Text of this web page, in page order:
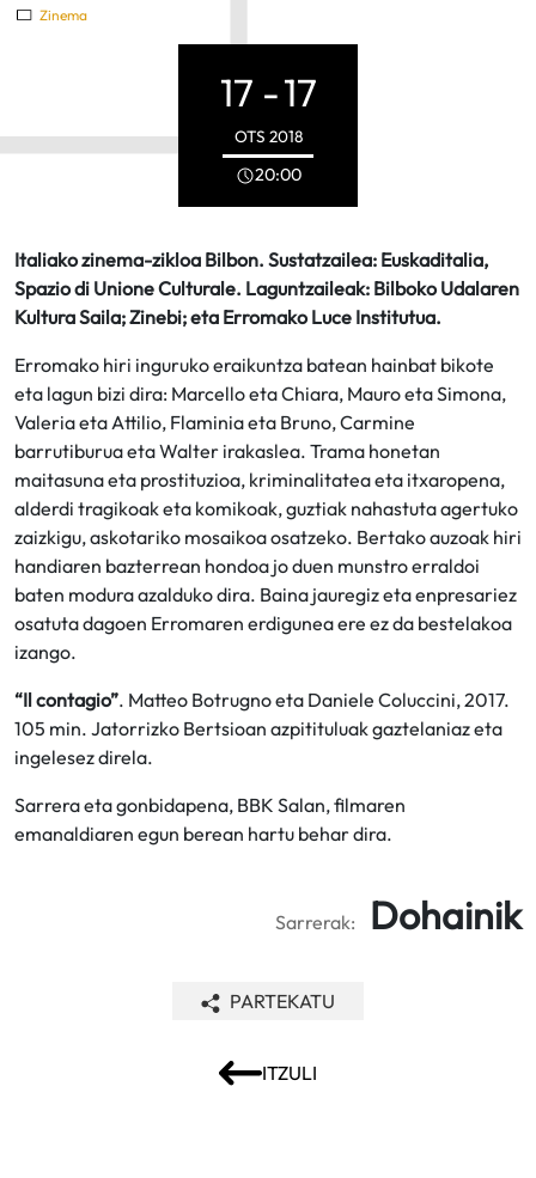
Zinema
17 -17
OTS 2018
20:00
Italiako zinema-zikloa Bilbon. Sustatzailea: Euskaditalia,
Spazio di Unione Culturale. Laguntzaileak: Bilboko Udalaren
Kultura Saila; Zinebi; eta Erromako Luce Institutua.
Erromako hiri inguruko eraikuntza batean hainbat bikote
eta lagun bizi dira: Marcello eta Chiara, Mauro eta Simona,
Valeria eta Attilio, Flaminia eta Bruno, Carmine
barrutiburua eta Walter irakaslea. Trama honetan
maitasuna eta prostituzioa, kriminalitatea eta itxaropena,
alderdi tragikoak eta komikoak, guztiak nahastuta agertuko
zaizkigu, askotariko mosaikoa osatzeko. Bertako auzoak hiri
handiaren bazterrean hondoa jo duen munstro erraldoi
baten modura azalduko dira. Baina jauregiz eta enpresariez
osatuta dagoen Erromaren erdigunea ere ez da bestelakoa
izango.
“Il contagio”. Matteo Botrugno eta Daniele Coluccini, 2017.
105 min. Jatorrizko Bertsioan azpitituluak gaztelaniaz eta
ingelesez direla.
Sarrera eta gonbidapena, BBK Salan, filmaren
emanaldiaren egun berean hartu behar dira.
Sarrerak: Dohainik
ITZULI
PARTEKATU